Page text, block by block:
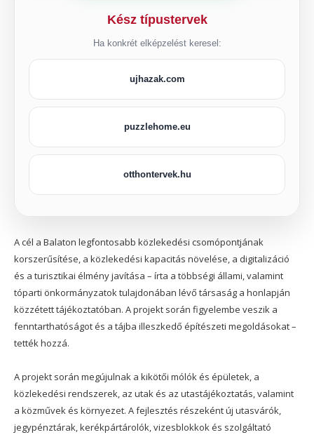
Kész típustervek
Ha konkrét elképzelést keresel:
ujhazak.com
puzzlehome.eu
otthontervek.hu
A cél a Balaton legfontosabb közlekedési csomópontjának
korszerűsítése, a közlekedési kapacitás növelése, a digitalizáció
és a turisztikai élmény javítása – írta a többségi állami, valamint
tóparti önkormányzatok tulajdonában lévő társaság a honlapján
közzétett tájékoztatóban. A projekt során figyelembe veszik a
fenntarthatóságot és a tájba illeszkedő építészeti megoldásokat –
tették hozzá.
A projekt során megújulnak a kikötői mólók és épületek, a
közlekedési rendszerek, az utak és az utastájékoztatás, valamint
a közművek és környezet. A fejlesztés részeként új utasvárók,
jegypénztárak, kerékpártárolók, vizesblokkok és szolgáltató